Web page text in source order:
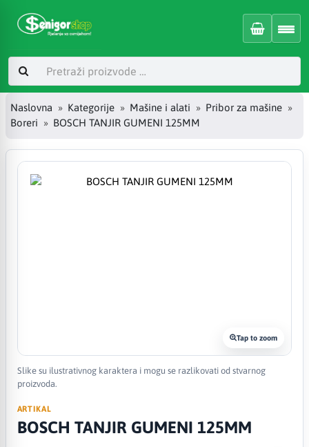
Naslovna Kategorije Mašine i alati
Pribor za mašine
Boreri
BOSCH TANJIR GUMENI 125MM
Tap to zoom
Slike su ilustrativnog karaktera i mogu se razlikovati od stvarnog
proizvoda.
ARTIKAL
BOSCH TANJIR GUMENI 125MM